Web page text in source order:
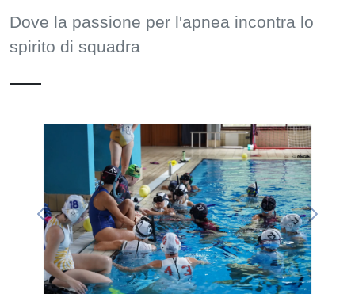
Dove la passione per l'apnea incontra lo
spirito di squadra
Previous Next